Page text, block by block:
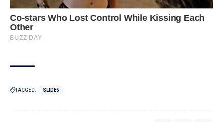
TAGGED: SLIDE5